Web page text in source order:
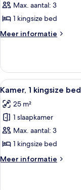
1
kingsize
bed,
op
hoek
laden
Max. aantal: 3
1 kingsize bed
Meer informatie
Meer
1
kingsize
bed,
de
hoek
Alle
foto's
voor
Kamer,
1
kingsize
bed
laden
10
Kamer, 1 kingsize bed
25 m²
1 slaapkamer
Max. aantal: 3
1 kingsize bed
Meer informatie
Meer